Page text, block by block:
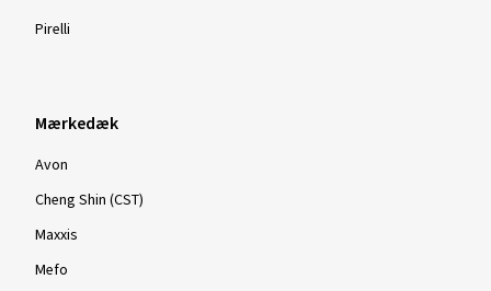
Pirelli
Mærkedæk
Avon
Cheng Shin (CST)
Maxxis
Mefo